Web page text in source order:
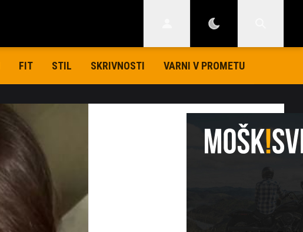
FIT STIL SKRIVNOSTI VARNI V PROMETU